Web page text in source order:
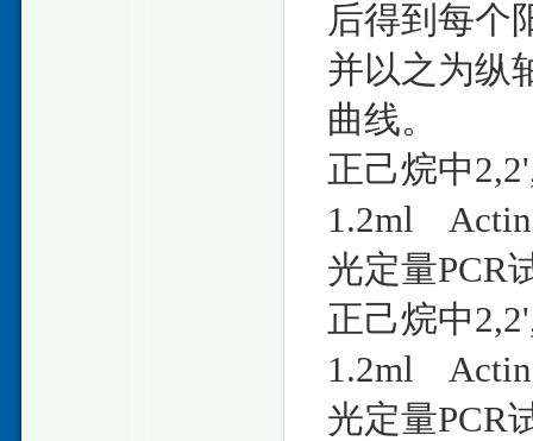
后得到每个
并以之为纵
曲线。
正己烷中
1.2ml
光定量PCR
正己烷中
1.2ml
光定量PCR